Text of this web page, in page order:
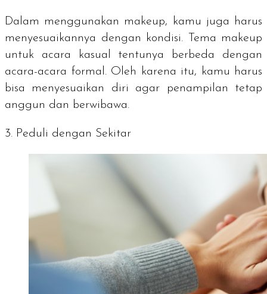
Dalam menggunakan makeup, kamu juga harus
menyesuaikannya dengan kondisi. Tema makeup
untuk acara kasual tentunya berbeda dengan
acara-acara formal. Oleh karena itu, kamu harus
bisa menyesuaikan diri agar penampilan tetap
anggun dan berwibawa.
3. Peduli dengan Sekitar